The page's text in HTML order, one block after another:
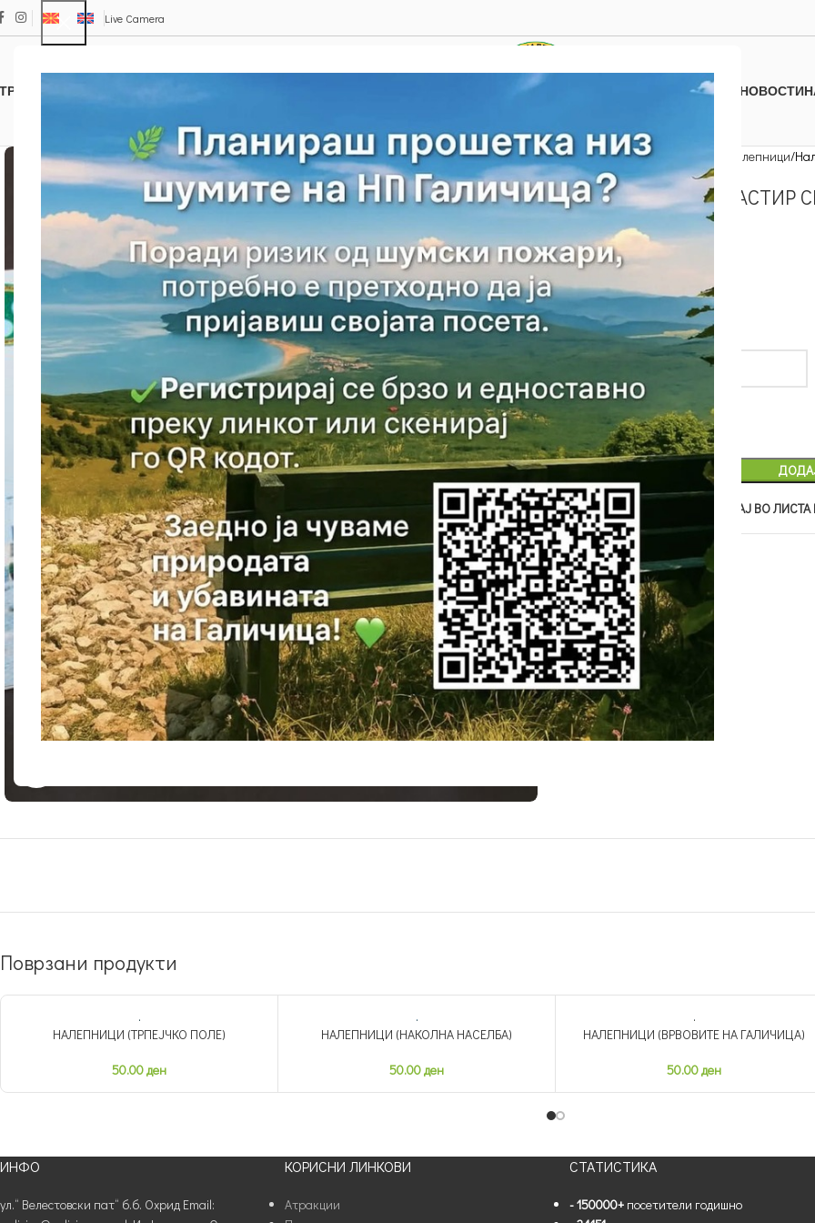
Live Camera
НОВОСТИ
Дома Останати производи Налепници
НАЛЕПНИЦИ (МАНАСТИР
50.00ден
Дата / Date*
Add to compare ДОДАЈ ВО
SKU:30i
Категорија Налепници
Сподели:
Поврзани продукти
НАЛЕПНИЦИ (ТРПЕЈЧКО ПОЛЕ)
50.00ден
НАЛЕПНИЦИ (НАКОЛНА НАСЕЛБА)
50.00ден
НЕМА ЗАЛИХА
НАЛЕПНИЦИ (ВРВОВИТЕ НА ГАЛИЧИЦА)
50.00ден
ИНФО
ул.“ Велестовски пат“ б.б. Охрид Email:
КОРИСНИ ЛИНКОВИ
Атракции
СТАТИСТИКА
- 150000+посетители годишно